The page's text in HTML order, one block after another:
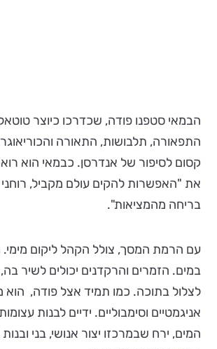
הבמאי סטפנו פודה, שכדרכו כיוצר
התפאורה, תלבושות, התאורה
קסום לסיפור של אנדרסן. כבמאי הוא
את "האפשרות להקים עולם מקביל,
בריחה מהמציאות".
עם הרמת המסך, צולל הקהל ליקום
במים. הזמרים והרקדנים יכולים לשיר
לצלול בתוכה. כמו תמיד אצל פודה,
אניגמטיים וסימבוליים. ידיים לבנות
המים, ירח שבמרכזו יצור אנושי, בני